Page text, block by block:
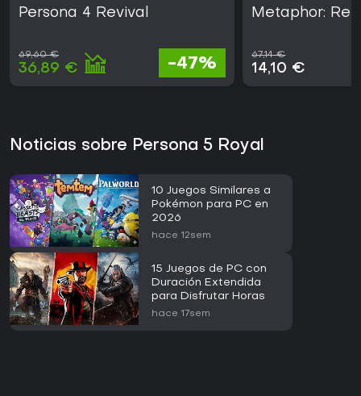
Persona 4 Revival
69,60 €
36,89 € -47%
Metaphor:
67,14 €
14,10 €
Noticias sobre Persona 5 Royal
10 Juegos Similares a
Pokémon para PC en
2026
hace 12sem
15 Juegos de PC con
Duración Extendida
para Disfrutar Horas
hace 17sem